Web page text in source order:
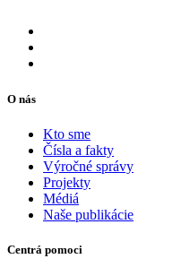
O nás
Kto sme
Čísla a fakty
Výročné správy
Projekty
Médiá
Naše publikácie
Centrá pomoci